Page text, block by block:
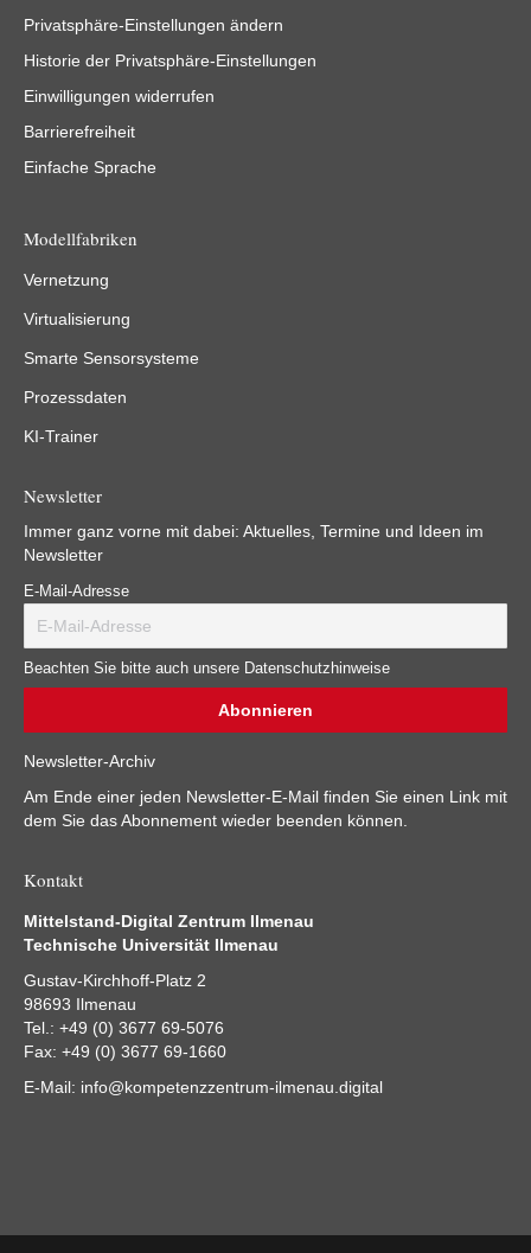
Privatsphäre-Einstellungen ändern
Historie der Privatsphäre-Einstellungen
Einwilligungen widerrufen
Barrierefreiheit
Einfache Sprache
Modellfabriken
Vernetzung
Virtualisierung
Smarte Sensorsysteme
Prozessdaten
KI-Trainer
Newsletter
Immer ganz vorne mit dabei: Aktuelles, Termine und Ideen im
Newsletter
E-Mail-Adresse
Beachten Sie bitte auch unsere Datenschutzhinweise
Newsletter-Archiv
Am Ende einer jeden Newsletter-E-Mail finden Sie einen Link mit
dem Sie das Abonnement wieder beenden können.
Kontakt
Mittelstand-Digital Zentrum Ilmenau
Technische Universität Ilmenau
Gustav-Kirchhoff-Platz 2
98693 Ilmenau
Tel.: +49 (0) 3677 69-5076
Fax: +49 (0) 3677 69-1660
E-Mail: info@kompetenzzentrum-ilmenau.digital